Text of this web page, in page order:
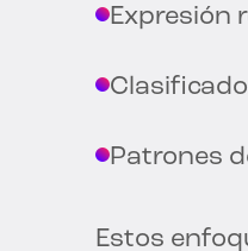
Expresión
Patrones
Estos